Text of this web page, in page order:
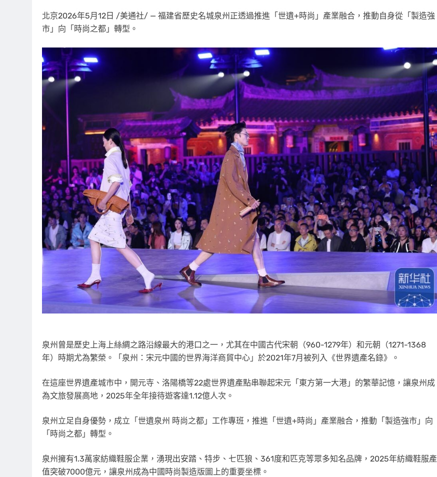
北京2026年5月12日 /美通社/ — 福建省歷史名城泉州正透過推進「世遺+時尚」產業融合，推動自身從「製造強
市」向「時尚之都」轉型。
泉州曾是歷史上海上絲綢之路沿線最大的港口之一，尤其在中國古代宋朝（960-1279年）和元朝（1271-1368
年）時期尤為繁榮。「泉州：宋元中國的世界海洋商貿中心」於2021年7月被列入《世界遺產名錄》。
在這座世界遺產城市中，開元寺、洛陽橋等22處世界遺產點串聯起宋元「東方第一大港」的繁華記憶，讓泉州成
為文旅發展高地，2025年全年接待遊客達1.12億人次。
泉州立足自身優勢，成立「世遺泉州 時尚之都」工作專班，推進「世遺+時尚」產業融合，推動「製造強市」向
「時尚之都」轉型。
泉州擁有1.3萬家紡織鞋服企業，湧現出安踏、特步、七匹狼、361度和匹克等眾多知名品牌，2025年紡織鞋服產
值突破7000億元，讓泉州成為中國時尚製造版圖上的重要坐標。